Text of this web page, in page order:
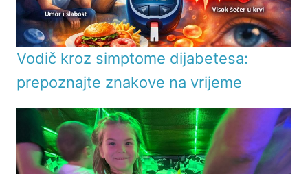
Vodič kroz simptome dijabetesa:
prepoznajte znakove na vrijeme